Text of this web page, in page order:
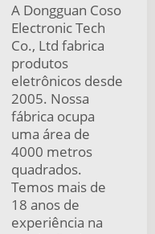
A Dongguan Coso
Electronic Tech
Co., Ltd fabrica
produtos
eletrônicos desde
2005. Nossa
fábrica ocupa
uma área de
4000 metros
quadrados.
Temos mais de
18 anos de
experiência na